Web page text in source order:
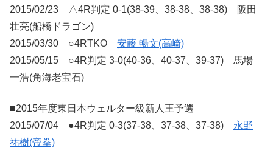
2015/02/23 △4R判定 0-1(38-39、38-38、38-38) 阪田
壮亮(船橋ドラゴン)
2015/03/30 ○4RTKO 安藤 暢文(高崎)
2015/05/15 ○4R判定 3-0(40-36、40-37、39-37) 馬場
一浩(角海老宝石)
■2015年度東日本ウェルター級新人王予選
2015/07/04 ●4R判定 0-3(37-38、37-38、37-38) 永野
祐樹(帝拳)